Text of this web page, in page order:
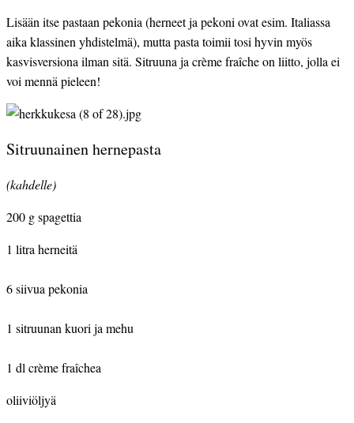
Lisään itse pastaan pekonia (herneet ja pekoni ovat esim. Italiassa
aika klassinen yhdistelmä), mutta pasta toimii tosi hyvin myös
kasvisversiona ilman sitä. Sitruuna ja crème fraîche on liitto, jolla ei
voi mennä pieleen!
Sitruunainen hernepasta
(kahdelle)
200 g spagettia
1 litra herneitä
6 siivua pekonia
1 sitruunan kuori ja mehu
1 dl crème fraîchea
oliiviöljyä